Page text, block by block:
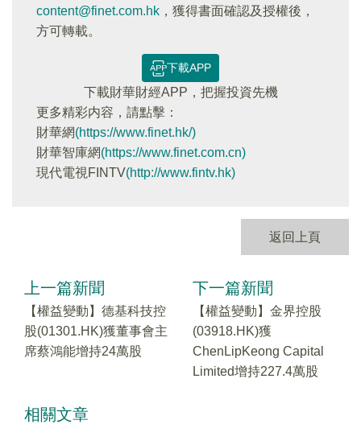
content@finet.com.hk ，獲得書面確認及授權後，
方可轉載。
下載APP
下載財華財經APP，把握投資先機
更多精彩内容，請點擊：
財華網(https://www.finet.hk/)
財華智庫網(https://www.finet.com.cn)
現代電視FINTV(http://www.fintv.hk)
返回上頁
上一篇新聞
【權益變動】德基科技控
股(01301.HK)獲董事會主
席蔡鴻能增持24萬股
下一篇新聞
【權益變動】金界控股
(03918.HK)獲
ChenLipKeong Capital
Limited增持227.4萬股
相關文章